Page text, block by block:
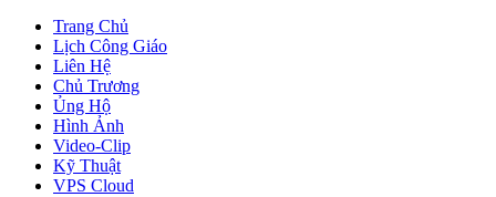
Trang Chủ
Lịch Công Giáo
Liên Hệ
Chủ Trương
Ủng Hộ
Hình Ảnh
Video-Clip
Kỹ Thuật
VPS Cloud